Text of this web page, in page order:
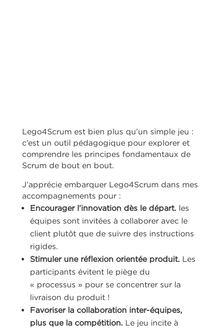
Lego4Scrum est bien plus qu’un simple jeu :
c’est un outil pédagogique pour explorer et
comprendre les principes fondamentaux de
Scrum de bout en bout.
J’apprécie embarquer Lego4Scrum dans mes
accompagnements pour :
Encourager l’innovation dès le départ. les
équipes sont invitées à collaborer avec le
client plutôt que de suivre des instructions
rigides.
Stimuler une réflexion orientée produit. Les
participants évitent le piège du
« processus » pour se concentrer sur la
livraison du produit !
Favoriser la collaboration inter-équipes,
plus que la compétition. Le jeu incite à